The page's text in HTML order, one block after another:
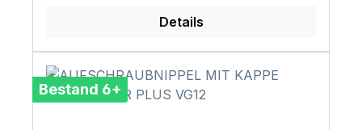
Details
Bestand 6+